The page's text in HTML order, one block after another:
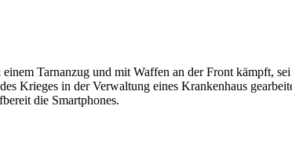
Tarnanzug und mit Waffen an der Front kämpft,
Krieges in der Verwaltung eines Krankenhaus
die Smartphones.